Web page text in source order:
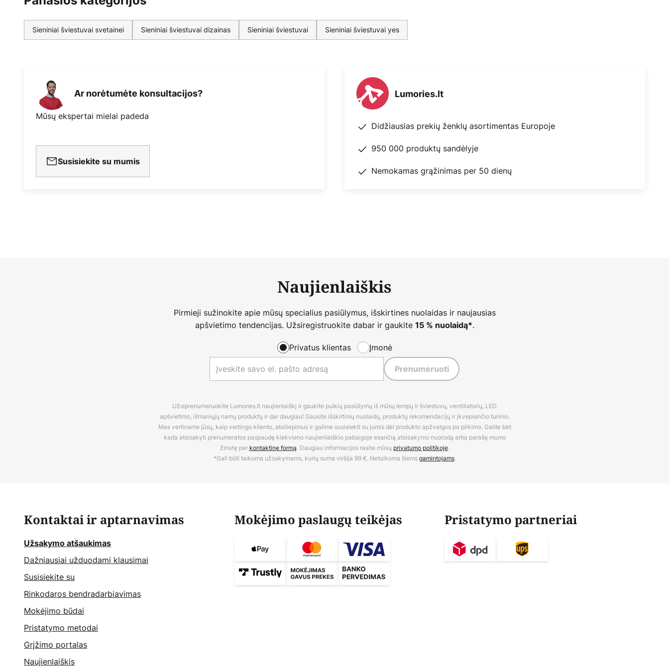
Sieniniai šviestuvai svetainei Sieniniai šviestuvai dizainas Sieniniai šviestuvai Sieniniai šviestuvai yes
Ar norėtumėte konsultacijos?
Mūsų ekspertai mielai padeda
Susisiekite su mumis
Lumories.lt
Didžiausias prekių ženklų asortimentas Europoje
950 000 produktų sandėlyje
Nemokamas grąžinimas per 50 dienų
Naujienlaiškis
Pirmieji sužinokite apie mūsų specialius pasiūlymus, išskirtines nuolaidas ir naujausias
apšvietimo tendencijas. Užsiregistruokite dabar ir gaukite 15 % nuolaidą*.
Privatus klientas Įmonė
Prenumeruoti
Užsiprenumeruokite Lumories.lt naujienlaiškį ir gaukite puikių pasiūlymų iš mūsų lempų ir šviestuvų, ventiliatorių, LED
apšvietimo, išmaniųjų namų produktų ir dar daugiau! Gausite išskirtinių nuolaidų, produktų rekomendacijų ir įkvepiančio turinio.
Mes vertiname jūsų, kaip vertingo kliento, atsiliepimus ir galime susisiekti su jumis dėl produkto apžvalgos po pirkimo. Galite bet
kada atsisakyti prenumeratos paspaudę kiekvieno naujienlaiškio pabaigoje esančią atsisakymo nuorodą arba parašę mums
žinutę per kontaktinę formą. Daugiau informacijos rasite mūsų privatumo politikoje.
*Gali būti taikoma užsakymams, kurių suma viršija 99 €. Netaikoma šiemsgamintojams.
Kontaktai ir aptarnavimas
Užsakymo atšaukimas
Dažniausiai užduodami klausimai
Susisiekite su
Rinkodaros bendradarbiavimas
Mokėjimo būdai
Pristatymo metodai
Grįžimo portalas
Naujienlaiškis
Mokėjimo paslaugų teikėjas Pristatymo partneriai